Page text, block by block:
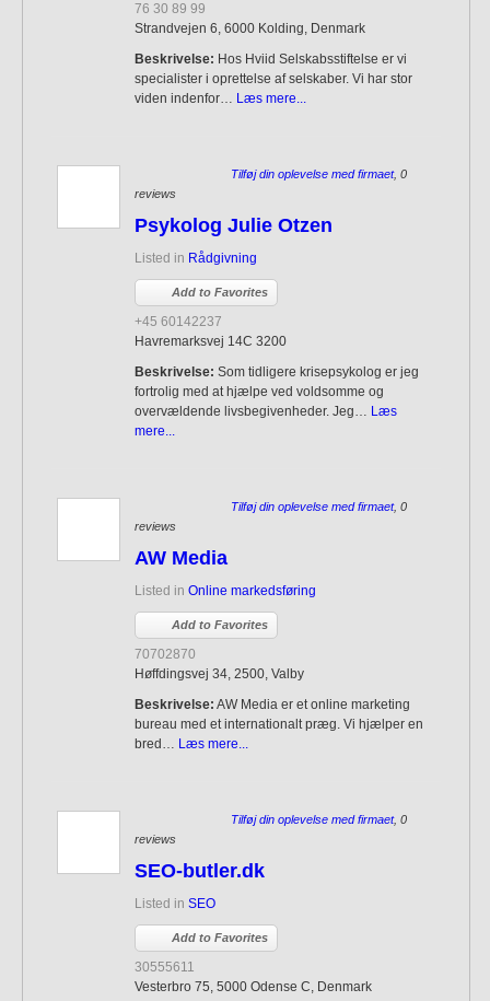
76 30 89 99
Strandvejen 6, 6000 Kolding, Denmark
Beskrivelse: Hos Hviid Selskabsstiftelse er vi
specialister i oprettelse af selskaber. Vi har stor
viden indenfor… Læs mere...
Tilføj din oplevelse med firmaet, 0
reviews
Psykolog Julie Otzen
Listed in Rådgivning
Add to Favorites
+45 60142237
Havremarksvej 14C 3200
Beskrivelse: Som tidligere krisepsykolog er jeg
fortrolig med at hjælpe ved voldsomme og
overvældende livsbegivenheder. Jeg… Læs
mere...
Tilføj din oplevelse med firmaet, 0
reviews
AW Media
Listed in Online markedsføring
Add to Favorites
70702870
Høffdingsvej 34, 2500, Valby
Beskrivelse: AW Media er et online marketing
bureau med et internationalt præg. Vi hjælper en
bred… Læs mere...
Tilføj din oplevelse med firmaet, 0
reviews
SEO-butler.dk
Listed in SEO
Add to Favorites
30555611
Vesterbro 75, 5000 Odense C, Denmark